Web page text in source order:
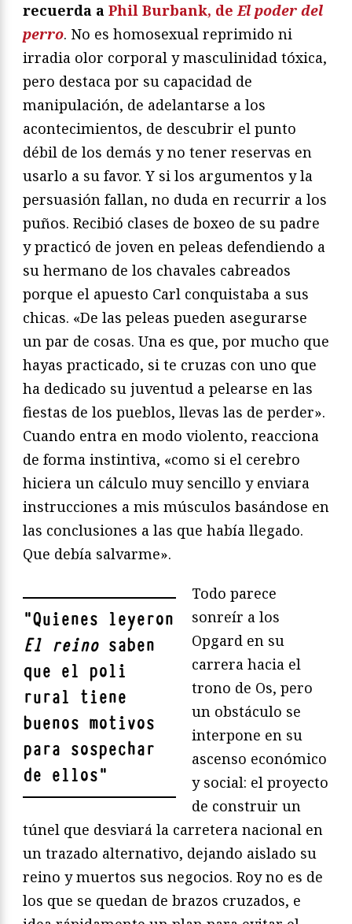
recuerda a Phil Burbank, deEl poder del
perro. No es homosexual reprimido ni
irradia olor corporal y masculinidad tóxica,
pero destaca por su capacidad de
manipulación, de adelantarse a los
acontecimientos, de descubrir el punto
débil de los demás y no tener reservas en
usarlo a su favor. Y si los argumentos y la
persuasión fallan, no duda en recurrir a los
puños. Recibió clases de boxeo de su padre
y practicó de joven en peleas defendiendo a
su hermano de los chavales cabreados
porque el apuesto Carl conquistaba a sus
chicas. «De las peleas pueden asegurarse
un par de cosas. Una es que, por mucho que
hayas practicado, si te cruzas con uno que
ha dedicado su juventud a pelearse en las
fiestas de los pueblos, llevas las de perder».
Cuando entra en modo violento, reacciona
de forma instintiva, «como si el cerebro
hiciera un cálculo muy sencillo y enviara
instrucciones a mis músculos basándose en
las conclusiones a las que había llegado.
Que debía salvarme».
"Quienes leyeron
El reinosaben
que el poli
rural tiene
buenos motivos
para sospechar
de ellos"
Todo parece
sonreír a los
Opgard en su
carrera hacia el
trono de Os, pero
un obstáculo se
interpone en su
ascenso económico
y social: el proyecto
de construir un
túnel que desviará la carretera nacional en
un trazado alternativo, dejando aislado su
reino y muertos sus negocios. Roy no es de
los que se quedan de brazos cruzados, e